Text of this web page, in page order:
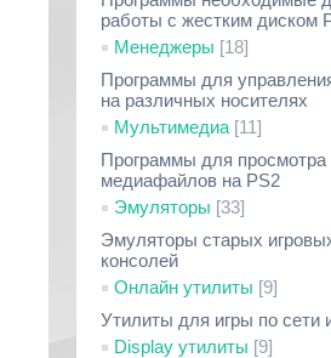
работы с жестким диском
Менеджеры [18]
Программы для
на различных носителях
Мультимедиа [11]
Программы для просмотра
медиафайлов на PS2
Эмуляторы [33]
Эмуляторы старых
консолей
Онлайн утилиты [9]
Утилиты для игры по сети
Display утилиты [9]